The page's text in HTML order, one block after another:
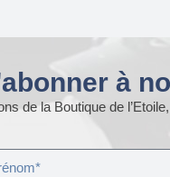
à
de la Boutique de